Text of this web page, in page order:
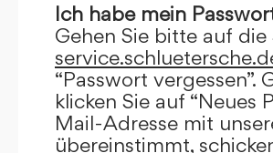
Ich habe mein
Gehen Sie bitte auf
“Passwort
klicken Sie auf “Neues
Mail-Adresse mit
übereinstimmt,